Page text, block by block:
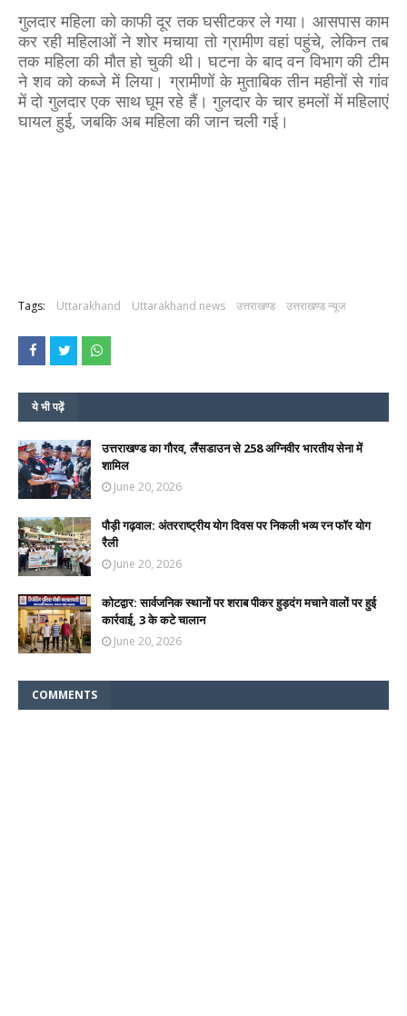
गुलदार महिला को काफी दूर तक घसीटकर ले गया। आसपास काम
कर रही महिलाओं ने शोर मचाया तो ग्रामीण वहां पहुंचे, लेकिन तब
तक महिला की मौत हो चुकी थी। घटना के बाद वन विभाग की टीम
ने शव को कब्जे में लिया। ग्रामीणों के मुताबिक तीन महीनों से गांव
में दो गुलदार एक साथ घूम रहे हैं। गुलदार के चार हमलों में महिलाएं
घायल हुई, जबकि अब महिला की जान चली गई।
Tags: Uttarakhand Uttarakhand news उत्तराखण्ड उत्तराखण्ड न्यूज
ये भी पढ़ें
उत्तराखण्ड का गौरव, लैंसडाउन से 258 अग्निवीर भारतीय सेना में
शामिल
June 20, 2026
पौड़ी गढ़वाल: अंतरराष्ट्रीय योग दिवस पर निकली भव्य रन फॉर योग
रैली
June 20, 2026
कोटद्वार: सार्वजनिक स्थानों पर शराब पीकर हुड़दंग मचाने वालों पर हुई
कार्रवाई, 3 के कटे चालान
June 20, 2026
COMMENTS